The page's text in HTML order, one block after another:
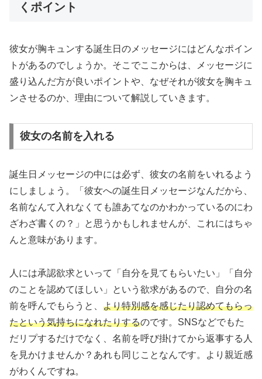
くポイント
彼女が胸キュンする誕生日のメッセージにはどんなポイン
トがあるのでしょうか。そこでここからは、メッセージに
盛り込んだ方が良いポイントや、なぜそれが彼女を胸キュ
ンさせるのか、理由について解説していきます。
彼女の名前を入れる
誕生日メッセージの中には必ず、彼女の名前をいれるよう
にしましょう。「彼女への誕生日メッセージなんだから、
名前なんて入れなくても誰あてなのかわかっているのにわ
ざわざ書くの？」と思うかもしれませんが、これにはちゃ
んと意味があります。
人には承認欲求といって「自分を見てもらいたい」「自分
のことを認めてほしい」という欲求があるので、自分の名
前を呼んでもらうと、 より特別感を感じたり認めてもらっ
たという気持ちになれたりするのです。SNSなどでもた
だリプするだけでなく、名前を呼び掛けてから返事する人
を見かけませんか？あれも同じことなんです。より親近感
がわくんですね。